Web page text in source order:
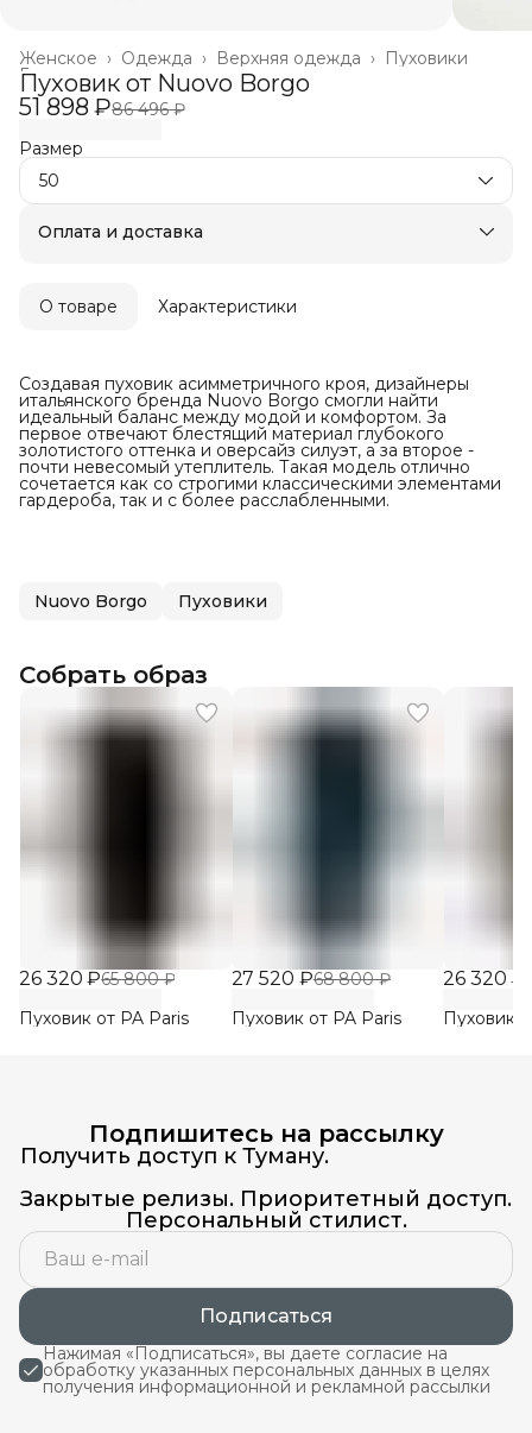
Пуховики
Верхняя одежда ›
Одежда ›
Женское ›
Главная ›
Пуховик от Nuovo Borgo
51 898 ₽86 496 ₽
Размер
50
Оплата и доставка
Оплата после примерки
О товаре Характеристики
Создавая пуховик асимметричного кроя, дизайнеры
итальянского бренда Nuovo Borgo смогли найти
идеальный баланс между модой и комфортом. За
первое отвечают блестящий материал глубокого
золотистого оттенка и оверсайз силуэт, а за второе -
почти невесомый утеплитель. Такая модель отлично
сочетается как со строгими классическими элементами
гардероба, так и с более расслабленными.
Nuovo Borgo Пуховики
Собрать образ
26 320 ₽65 800 ₽
Пуховик от PA Paris
27 520 ₽68 800 ₽
Пуховик от PA Paris
26 320 ₽
Пуховик
Подпишитесь на рассылку
Получить доступ к Туману.
Закрытые релизы. Приоритетный доступ.
Персональный стилист.
Подписаться
Нажимая «Подписаться», вы даете согласие на
обработку указанных персональных данных в целях
получения информационной и рекламной рассылки